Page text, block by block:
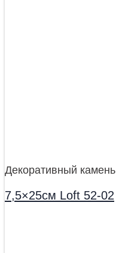
Декоративный камень
7,5×25см Loft 52-02